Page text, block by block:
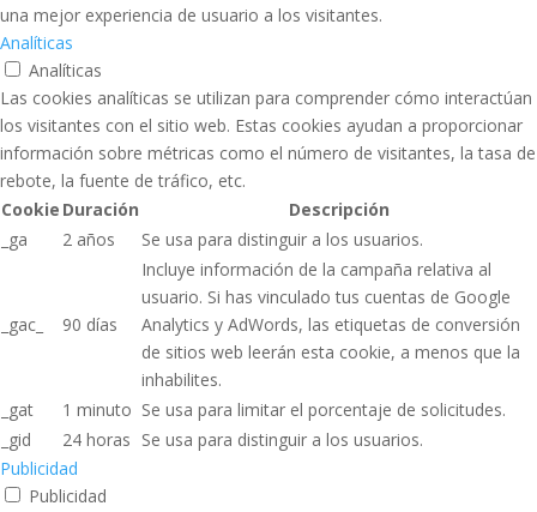
una mejor experiencia de usuario a los visitantes.
Analíticas
Analíticas
Las cookies analíticas se utilizan para comprender cómo interactúan
los visitantes con el sitio web. Estas cookies ayudan a proporcionar
información sobre métricas como el número de visitantes, la tasa de
rebote, la fuente de tráfico, etc.
Cookie Duración
Descripción
_ga
2 años Se usa para distinguir a los usuarios.
_gac_ 90 días
Incluye información de la campaña relativa al
usuario. Si has vinculado tus cuentas de Google
Analytics y AdWords, las etiquetas de conversión
de sitios web leerán esta cookie, a menos que la
inhabilites.
_gat
1 minuto Se usa para limitar el porcentaje de solicitudes.
_gid
24 horas Se usa para distinguir a los usuarios.
Publicidad
Publicidad